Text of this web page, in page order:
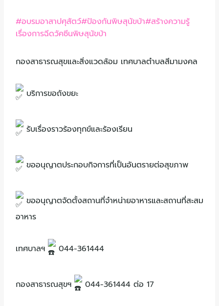
#อบรมอาสาปศุสัตว์#ป้องกันพิษสุนัขบ้า#สร้างความรู้
เรื่องการฉีดวัคซีนพิษสุนัขบ้า
กองสาธารณสุขและสิ่งแวดล้อม เทศบาลตำบลสีมามงคล
บริการขอถังขยะ
รับเรื่องราวร้องทุกข์และร้องเรียน
ขออนุญาตประกอบกิจการที่เป็นอันตรายต่อสุขภาพ
ขออนุญาตจัดตั้งสถานที่จำหน่ายอาหารและสถานที่สะสม
อาหาร
เทศบาลฯ 044-361444
กองสาธารณสุขฯ 044-361444 ต่อ 17